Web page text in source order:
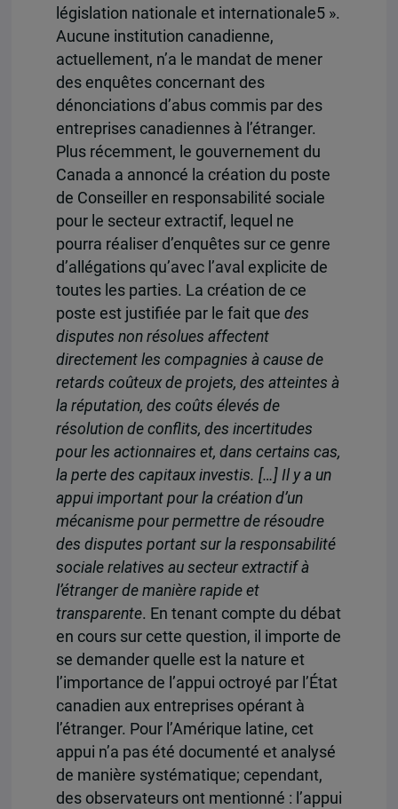
législation nationale et internationale5 ».
Aucune institution canadienne,
actuellement, n’a le mandat de mener
des enquêtes concernant des
dénonciations d’abus commis par des
entreprises canadiennes à l’étranger.
Plus récemment, le gouvernement du
Canada a annoncé la création du poste
de Conseiller en responsabilité sociale
pour le secteur extractif, lequel ne
pourra réaliser d’enquêtes sur ce genre
d’allégations qu’avec l’aval explicite de
toutes les parties. La création de ce
poste est justifiée par le fait que des
disputes non résolues affectent
directement les compagnies à cause de
retards coûteux de projets, des atteintes à
la réputation, des coûts élevés de
résolution de conflits, des incertitudes
pour les actionnaires et, dans certains cas,
la perte des capitaux investis. […] Il y a un
appui important pour la création d’un
mécanisme pour permettre de résoudre
des disputes portant sur la responsabilité
sociale relatives au secteur extractif à
l’étranger de manière rapide et
transparente. En tenant compte du débat
en cours sur cette question, il importe de
se demander quelle est la nature et
l’importance de l’appui octroyé par l’État
canadien aux entreprises opérant à
l’étranger. Pour l’Amérique latine, cet
appui n’a pas été documenté et analysé
de manière systématique; cependant,
des observateurs ont mentionné : l’appui